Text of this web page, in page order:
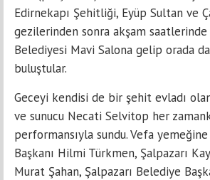
Edirnekapı Şehitliği, Eyüp Sultan ve
gezilerinden sonra akşam saatlerinde
Belediyesi Mavi Salona gelip orada
buluştular.
Geceyi kendisi de bir şehit evladı
ve sunucu Necati Selvitop her
performansıyla sundu. Vefa
Başkanı Hilmi Türkmen, Şalpazarı
Murat Şahan, Şalpazarı Belediye